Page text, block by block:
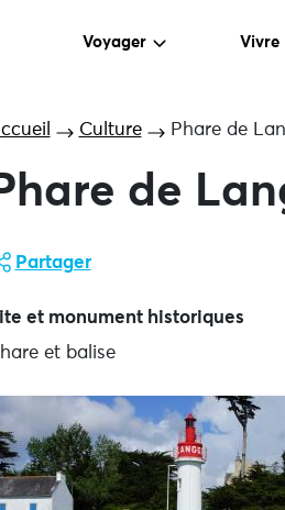
Voyager Vivre
Culture Phare de
de
Partager
et monument historiques
et balise